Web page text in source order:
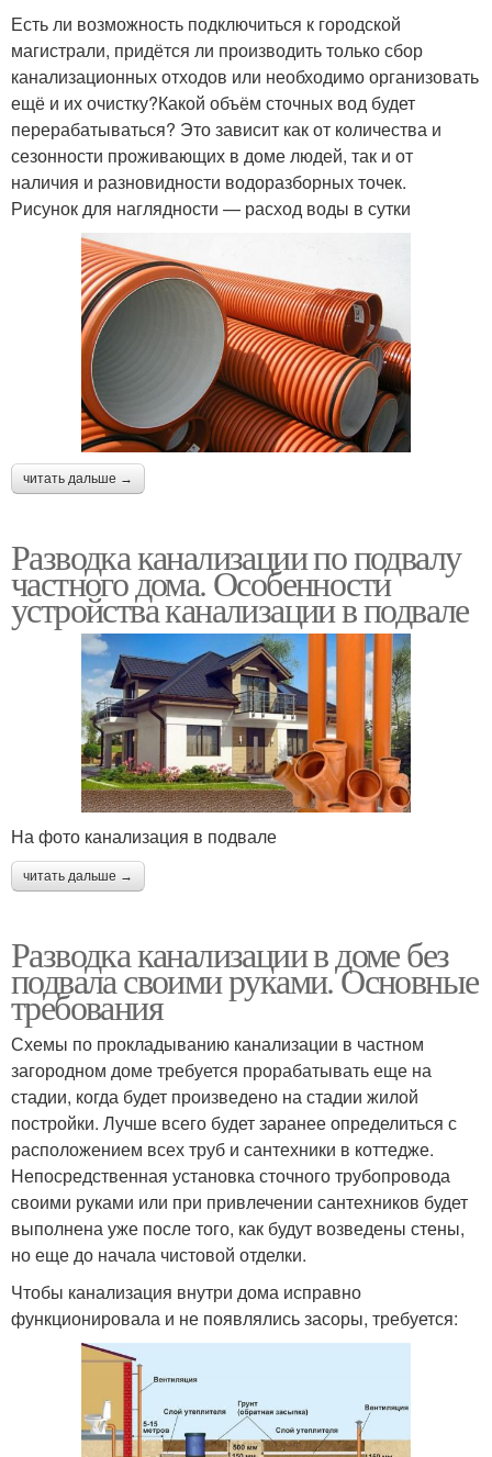
Есть ли возможность подключиться к городской
магистрали, придётся ли производить только сбор
канализационных отходов или необходимо организовать
ещё и их очистку?Какой объём сточных вод будет
перерабатываться? Это зависит как от количества и
сезонности проживающих в доме людей, так и от
наличия и разновидности водоразборных точек.
Рисунок для наглядности — расход воды в сутки
читать дальше →
Разводка канализации по подвалу
частного дома. Особенности
устройства канализации в подвале
На фото канализация в подвале
читать дальше →
Разводка канализации в доме без
подвала своими руками. Основные
требования
Схемы по прокладыванию канализации в частном
загородном доме требуется прорабатывать еще на
стадии, когда будет произведено на стадии жилой
постройки. Лучше всего будет заранее определиться с
расположением всех труб и сантехники в коттедже.
Непосредственная установка сточного трубопровода
своими руками или при привлечении сантехников будет
выполнена уже после того, как будут возведены стены,
но еще до начала чистовой отделки.
Чтобы канализация внутри дома исправно
функционировала и не появлялись засоры, требуется: